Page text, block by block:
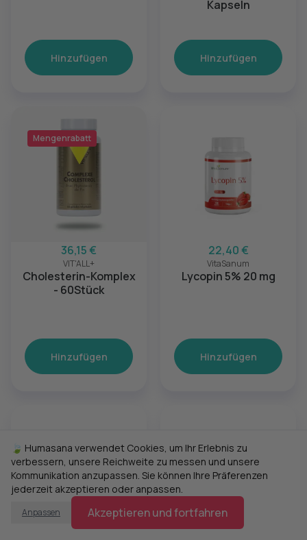
Hinzufügen
Kapseln
Hinzufügen
Mengenrabatt
36,15 €
VIT'ALL+
Cholesterin-Komplex
- 60Stück
Hinzufügen
22,40 €
VitaSanum
Lycopin 5% 20 mg
Hinzufügen
🍃 Humasana verwendet Cookies, um Ihr Erlebnis zu
verbessern, unsere Reichweite zu messen und unsere
Kommunikation anzupassen. Sie können Ihre Präferenzen
jederzeit akzeptieren oder anpassen.
Anpassen Akzeptieren und fortfahren